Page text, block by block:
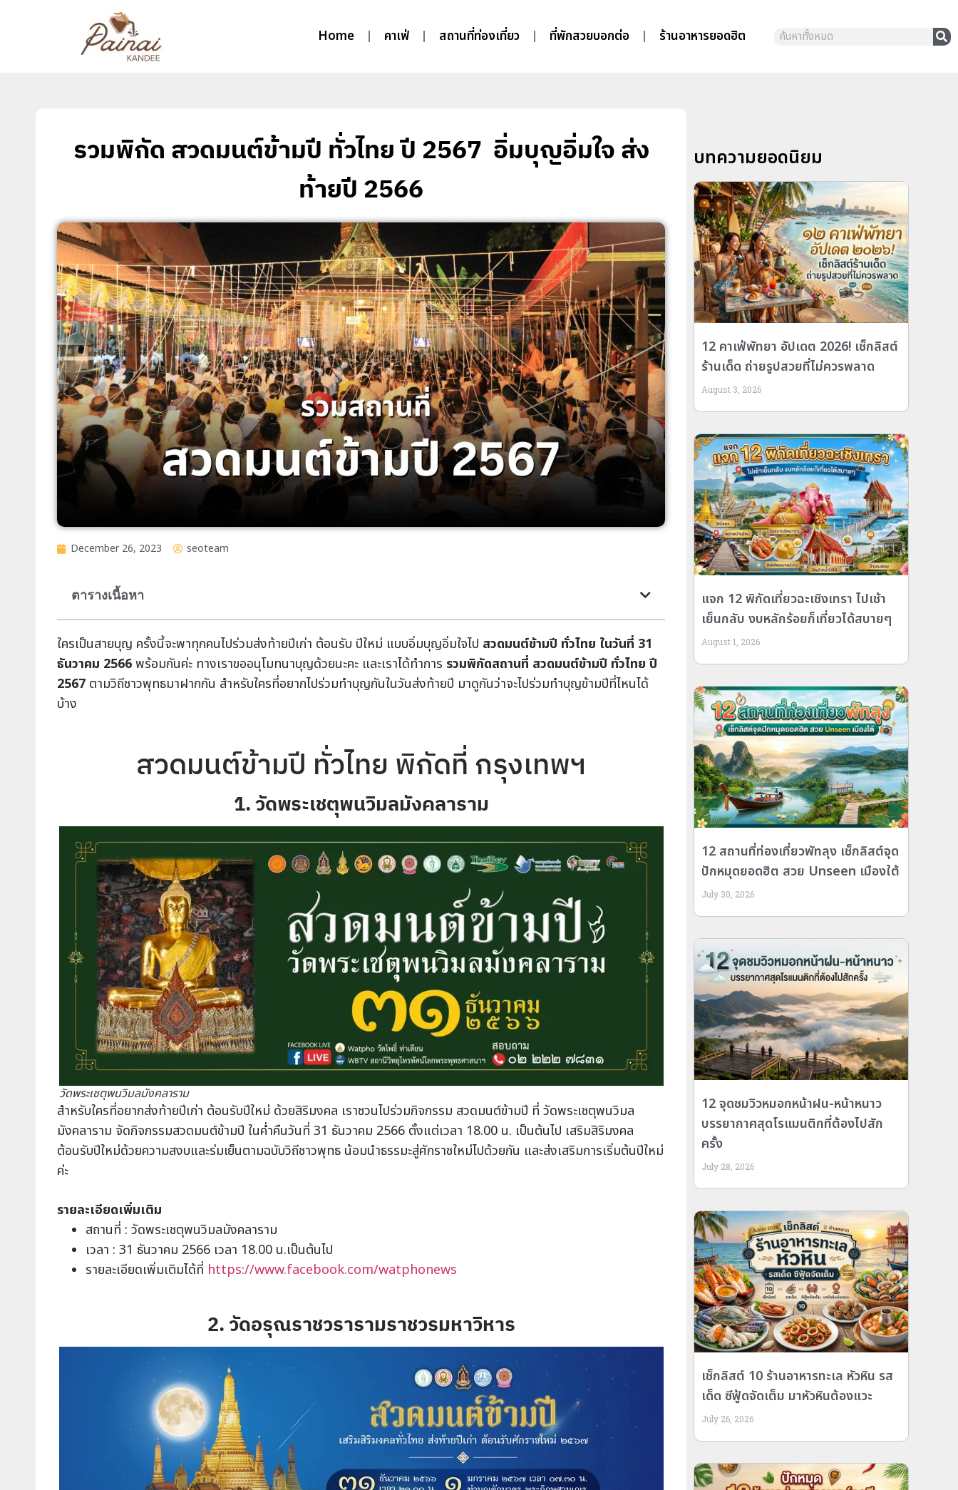
Home คาเฟ่ สถานที่ท่องเที่ยว ที่พักสวยบอกต่อ ร้านอาหารยอดฮิต
รวมพิกัด สวดมนต์ข้ามปี ทั่วไทย ปี 2567 อิ่มบุญอิ่มใจ ส่ง
ท้ายปี 2566
December 26, 2023 seoteam
ตารางเนื้อหา
ใครเป็นสายบุญ ครั้งนี้จะพาทุกคนไปร่วมส่งท้ายปีเก่า ต้อนรับ ปีใหม่ แบบอิ่มบุญอิ่มใจไป สวดมนต์ข้ามปี ทั่วไทย ในวันที่ 31
ธันวาคม 2566พร้อมกันค่ะ ทางเราขออนุโมทนาบุญด้วยนะคะ และเราได้ทำการ รวมพิกัดสถานที่ สวดมนต์ข้ามปี ทั่วไทย ปี
2567 ตามวิถีชาวพุทธมาฝากกัน สำหรับใครที่อยากไปร่วมทำบุญกันในวันส่งท้ายปี มาดูกันว่าจะไปร่วมทำบุญข้ามปีที่ไหนได้
บ้าง
สวดมนต์ข้ามปี ทั่วไทย พิกัดที่ กรุงเทพฯ
1. วัดพระเชตุพนวิมลมังคลาราม
วัดพระเชตุพนวิมลมังคลาราม
สำหรับใครที่อยากส่งท้ายปีเก่า ต้อนรับปีใหม่ ด้วยสิริมงคล เราชวนไปร่วมกิจกรรม สวดมนต์ข้ามปี ที่ วัดพระเชตุพนวิมล
มังคลาราม จัดกิจกรรมสวดมนต์ข้ามปี ในค่ำคืนวันที่ 31 ธันวาคม 2566 ตั้งแต่เวลา 18.00 น. เป็นต้นไป เสริมสิริมงคล
ต้อนรับปีใหม่ด้วยความสงบและร่มเย็นตามฉบับวิถีชาวพุทธ น้อมนำธรรมะสู่ศักราชใหม่ไปด้วยกัน และส่งเสริมการเริ่มต้นปีใหม่
ค่ะ
รายละเอียดเพิ่มเติม
สถานที่ : วัดพระเชตุพนวิมลมังคลาราม
เวลา : 31 ธันวาคม 2566 เวลา 18.00 น.เป็นต้นไป
รายละเอียดเพิ่มเติมได้ที่ https://www.facebook.com/watphonews
2. วัดอรุณราชวรารามราชวรมหาวิหาร
บทความยอดนิยม
12 คาเฟ่พัทยา อัปเดต 2026! เช็กลิสต์
ร้านเด็ด ถ่ายรูปสวยที่ไม่ควรพลาด
August 3, 2026
แจก 12 พิกัดเที่ยวฉะเชิงเทรา ไปเช้า
เย็นกลับ งบหลักร้อยก็เที่ยวได้สบายๆ
August 1, 2026
12 สถานที่ท่องเที่ยวพัทลุง เช็กลิสต์จุด
ปักหมุดยอดฮิต สวย Unseen เมืองใต้
July 30, 2026
12 จุดชมวิวหมอกหน้าฝน-หน้าหนาว
บรรยากาศสุดโรแมนติกที่ต้องไปสัก
ครั้ง
July 28, 2026
เช็กลิสต์ 10 ร้านอาหารทะเล หัวหิน รส
เด็ด ซีฟู้ดจัดเต็ม มาหัวหินต้องแวะ
July 26, 2026